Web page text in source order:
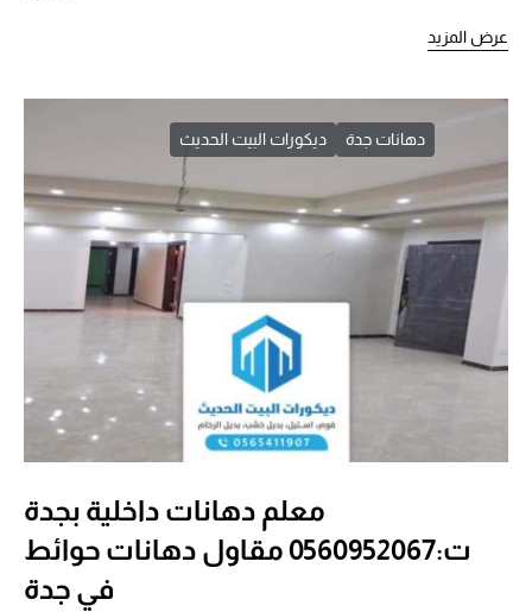
عرض المزيد
دهانات جدة ديكورات البيت الحديث
معلم دهانات داخلية بجدة
ت:0560952067 مقاول دهانات حوائط
في جدة